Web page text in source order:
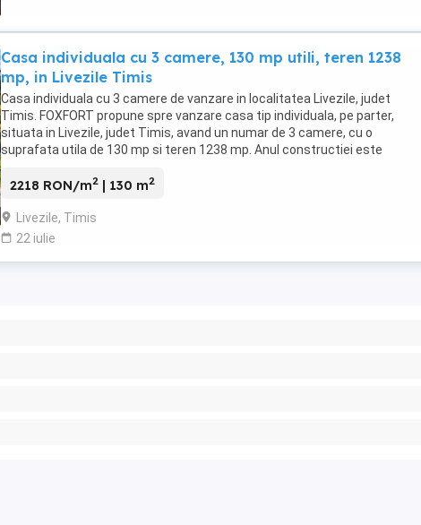
Casa individuala cu 3 camere, 130 mp utili, teren 1238
mp, in Livezile Timis
Casa individuala cu 3 camere de vanzare in localitatea Livezile, judet
Timis. FOXFORT propune spre vanzare casa tip individuala, pe parter,
situata in Livezile, judet Timis, avand un numar de 3 camere, cu o
suprafata utila de 130 mp si teren 1238 mp. Anul constructiei este
2218 RON/m2 | 130 m2
Livezile, Timis
22 iulie